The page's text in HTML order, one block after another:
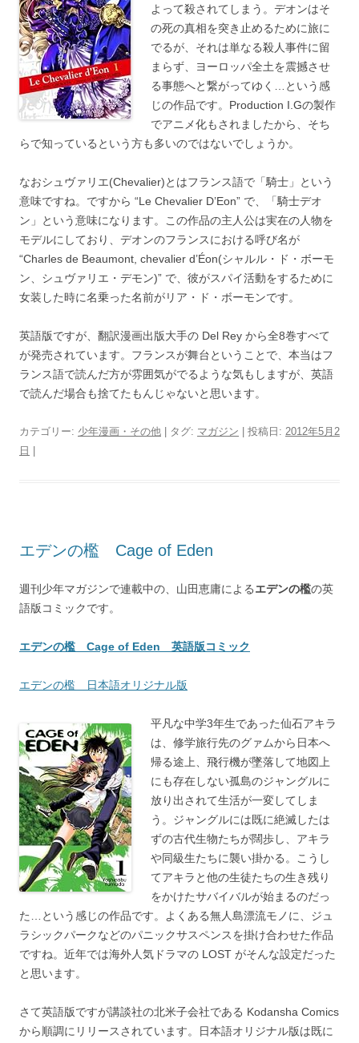
よって殺されてしまう。デオンはそ
の死の真相を突き止めるために旅に
でるが、それは単なる殺人事件に留
まらず、ヨーロッパ全土を震撼させ
る事態へと繋がってゆく…という感
じの作品です。Production I.Gの製作
でアニメ化もされましたから、そち
らで知っているという方も多いのではないでしょうか。
なおシュヴァリエ(Chevalier)とはフランス語で「騎士」という
意味ですね。ですから “Le Chevalier D’Eon” で、「騎士デオ
ン」という意味になります。この作品の主人公は実在の人物を
モデルにしており、デオンのフランスにおける呼び名が
“Charles de Beaumont, chevalier d’Éon(シャルル・ド・ボーモ
ン、シュヴァリエ・デモン)” で、彼がスパイ活動をするために
女装した時に名乗った名前がリア・ド・ボーモンです。
英語版ですが、翻訳漫画出版大手の Del Rey から全8巻すべて
が発売されています。フランスが舞台ということで、本当はフ
ランス語で読んだ方が雰囲気がでるような気もしますが、英語
で読んだ場合も捨てたもんじゃないと思います。
カテゴリー: 少年漫画・その他 | タグ: マガジン | 投稿日: 2012年5月2
日
エデンの檻 Cage of Eden
週刊少年マガジンで連載中の、山田恵庸によるエデンの檻の英
語版コミックです。
エデンの檻 Cage of Eden 英語版コミック
エデンの檻 日本語オリジナル版
平凡な中学3年生であった仙石アキラ
は、修学旅行先のグァムから日本へ
帰る途上、飛行機が墜落して地図上
にも存在しない孤島のジャングルに
放り出されて生活が一変してしま
う。ジャングルには既に絶滅したは
ずの古代生物たちが闊歩し、アキラ
や同級生たちに襲い掛かる。こうし
てアキラと他の生徒たちの生き残り
をかけたサバイバルが始まるのだっ
た…という感じの作品です。よくある無人島漂流モノに、ジュ
ラシックパークなどのパニックサスペンスを掛け合わせた作品
ですね。近年では海外人気ドラマの LOST がそんな設定だった
と思います。
さて英語版ですが講談社の北米子会社である Kodansha Comics
から順調にリリースされています。日本語オリジナル版は既に